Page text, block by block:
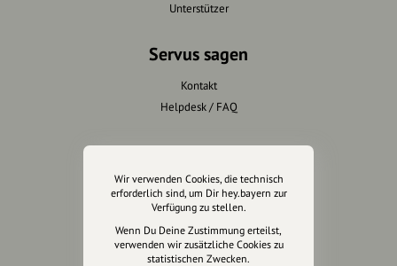
Unterstützer
Servus sagen
Kontakt
Helpdesk / FAQ
Unterstütze uns
Spenden
Partner werden
Crowdfunding
Förderungen
Wir verwenden Cookies, die technisch
erforderlich sind, um Dir hey.bayern zur
Verfügung zu stellen.
Wenn Du Deine Zustimmung erteilst,
verwenden wir zusätzliche Cookies zu
statistischen Zwecken.